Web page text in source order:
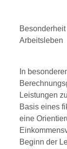
Arbeitsleben
In
Leistungen
Basis eines
eine
Beginn der